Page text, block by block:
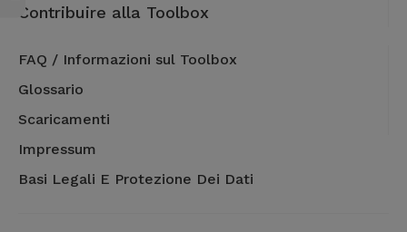
Contribuire alla Toolbox
FAQ / Informazioni sul Toolbox
Glossario
Scaricamenti
Impressum
Basi Legali E Protezione Dei Dati